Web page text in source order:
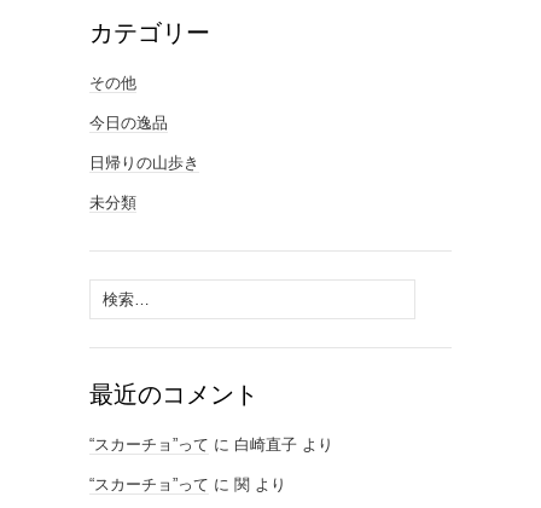
カテゴリー
その他
今日の逸品
日帰りの山歩き
未分類
検
索:
最近のコメント
“スカーチョ”って に 白崎直子 より
“スカーチョ”って に 関 より